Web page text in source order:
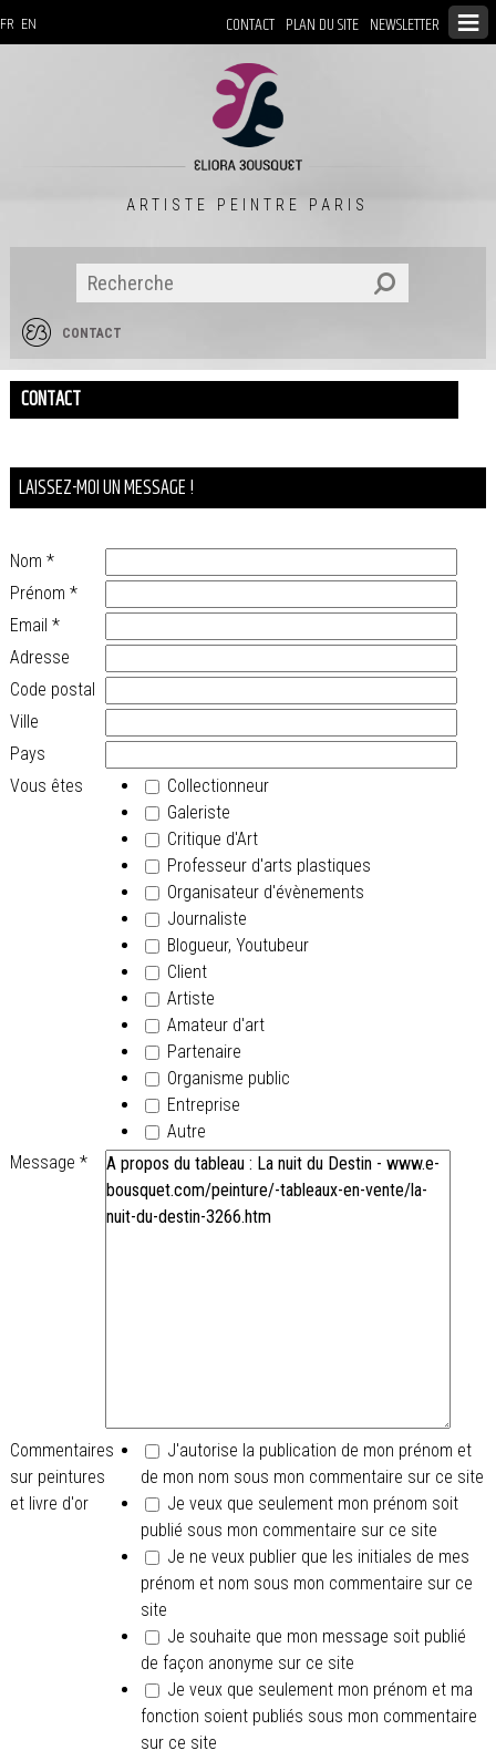
CONTACT PLAN DU SITE NEWSLETTER
FR EN
ARTISTE PEINTRE PARIS
CONTACT
CONTACT
LAISSEZ-MOI UN MESSAGE !
Nom *
Prénom *
Email *
Adresse
Code postal
Ville
Pays
Vous êtes
Collectionneur
Galeriste
Critique d'Art
Professeur d'arts plastiques
Organisateur d'évènements
Journaliste
Blogueur, Youtubeur
Client
Artiste
Amateur d'art
Partenaire
Organisme public
Entreprise
Autre
Message *
Commentaires
sur peintures
et livre d'or
J'autorise la publication de mon prénom et
de mon nom sous mon commentaire sur ce site
Je veux que seulement mon prénom soit
publié sous mon commentaire sur ce site
Je ne veux publier que les initiales de mes
prénom et nom sous mon commentaire sur ce
site
Je souhaite que mon message soit publié
de façon anonyme sur ce site
Je veux que seulement mon prénom et ma
fonction soient publiés sous mon commentaire
sur ce site